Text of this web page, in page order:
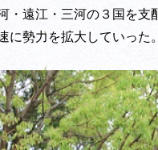
・遠江・三河の３国を支
に勢力を拡大していった。